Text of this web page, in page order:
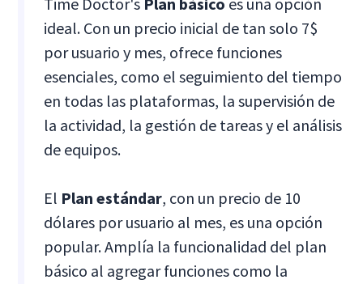
ideal. Con un precio inicial de tan solo 7$
por usuario y mes, ofrece funciones
esenciales, como el seguimiento del tiempo
en todas las plataformas, la supervisión de
la actividad, la gestión de tareas y el análisis
de equipos.
El Plan estándar, con un precio de 10
dólares por usuario al mes, es una opción
popular. Amplía la funcionalidad del plan
básico al agregar funciones como la